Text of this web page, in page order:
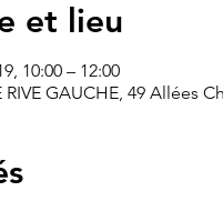
et lieu
10:00 – 12:00
RIVE GAUCHE, 49 Allées